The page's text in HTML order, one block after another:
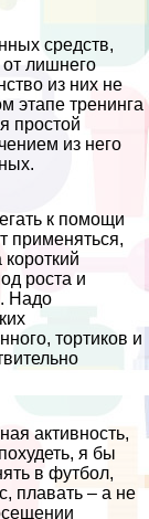
средств,
лишнего
из них не
этапе тренинга
простой
из него
к помощи
применяться,
роста и
Надо
тортиков и
активность,
я бы
в футбол,
плавать – а не